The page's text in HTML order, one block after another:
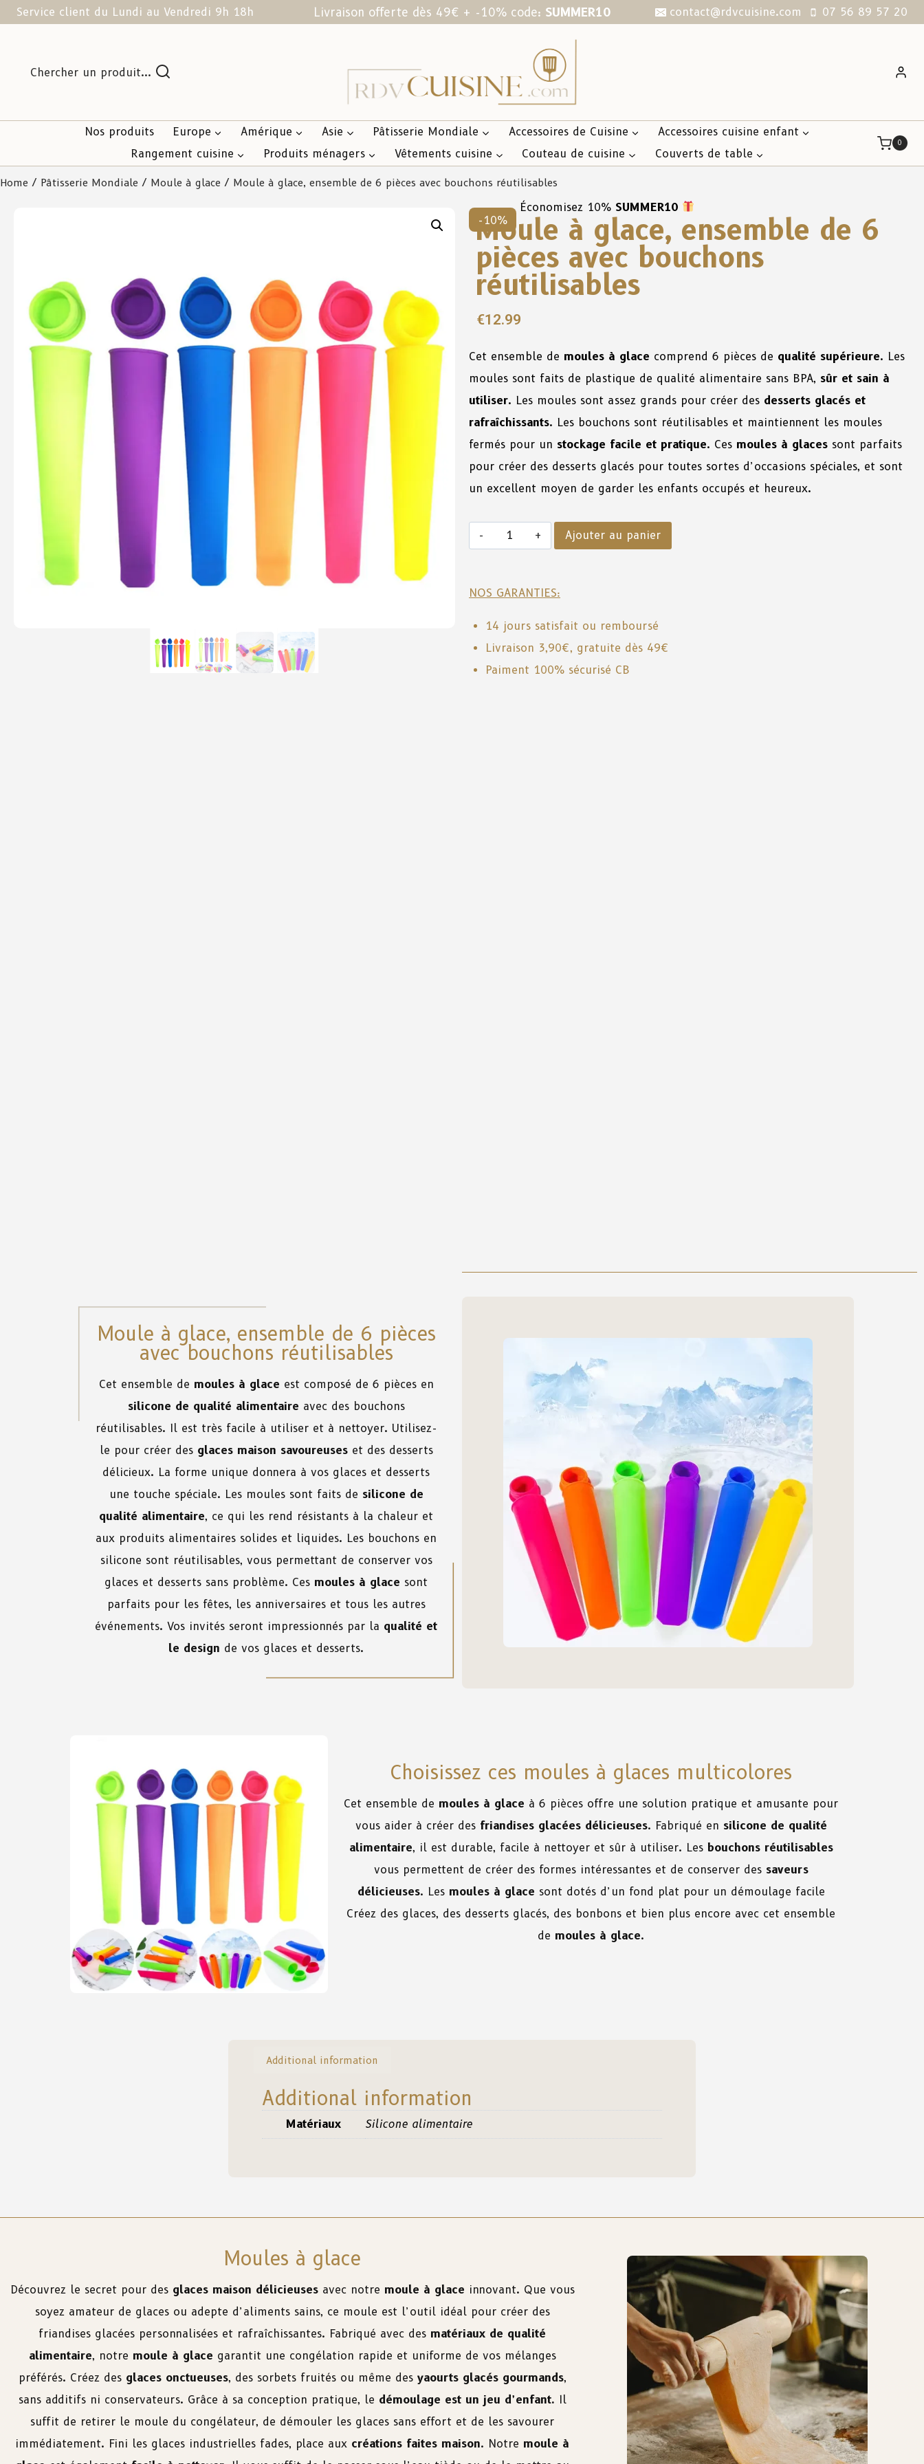
Service client du Lundi au Vendredi 9h 18h Livraison offerte dès 49€ + -10% code: SUMMER10 contact@rdvcuisine.com 07 56 89 57 20
Chercher un produit...
Nos produits Europe Amérique Asie Pâtisserie Mondiale Accessoires de Cuisine
Accessoires cuisine enfant
Rangement cuisine
Produits ménagers Vêtements cuisine Couteau de cuisine Couverts de table
0
Home / Pâtisserie Mondiale / Moule à glace / Moule à glace, ensemble de 6 pièces avec bouchons réutilisables
-10%
Économisez 10% SUMMER10
Moule à glace, ensemble de 6
pièces avec bouchons
réutilisables
€12.99
Cet ensemble de moules à glace comprend 6 pièces de qualité supérieure. Les
moules sont faits de plastique de qualité alimentaire sans BPA, sûr et sain à
utiliser. Les moules sont assez grands pour créer des desserts glacés et
rafraîchissants. Les bouchons sont réutilisables et maintiennent les moules
fermés pour un stockage facile et pratique. Ces moules à glaces sont parfaits
pour créer des desserts glacés pour toutes sortes d’occasions spéciales, et sont
un excellent moyen de garder les enfants occupés et heureux.
Ajouter au panier
NOS GARANTIES:
14 jours satisfait ou remboursé
Livraison 3,90€, gratuite dès 49€
Paiment 100% sécurisé CB
Moule à glace, ensemble de 6 pièces
avec bouchons réutilisables
Cet ensemble de moules à glace est composé de 6 pièces en
silicone de qualité alimentaire avec des bouchons
réutilisables. Il est très facile à utiliser et à nettoyer. Utilisez-
le pour créer des glaces maison savoureuseset des desserts
délicieux. La forme unique donnera à vos glaces et desserts
une touche spéciale. Les moules sont faits de silicone de
qualité alimentaire, ce qui les rend résistants à la chaleur et
aux produits alimentaires solides et liquides. Les bouchons en
silicone sont réutilisables, vous permettant de conserver vos
glaces et desserts sans problème. Ces moules à glace sont
parfaits pour les fêtes, les anniversaires et tous les autres
événements. Vos invités seront impressionnés par la qualité et
le design de vos glaces et desserts.
Choisissez ces moules à glaces multicolores
Cet ensemble de moules à glace à 6 pièces offre une solution pratique et amusante pour
vous aider à créer des friandises glacées délicieuses. Fabriqué en silicone de qualité
alimentaire, il est durable, facile à nettoyer et sûr à utiliser. Les bouchons réutilisables
vous permettent de créer des formes intéressantes et de conserver des saveurs
délicieuses. Les moules à glace sont dotés d’un fond plat pour un démoulage facile
Créez des glaces, des desserts glacés, des bonbons et bien plus encore avec cet ensemble
de moules à glace.
Additional information
Additional information
Matériaux Silicone alimentaire
Moules à glace
Découvrez le secret pour des glaces maison délicieusesavec notre moule à glace innovant. Que vous
soyez amateur de glaces ou adepte d’aliments sains, ce moule est l’outil idéal pour créer des
friandises glacées personnalisées et rafraîchissantes. Fabriqué avec des matériaux de qualité
alimentaire, notre moule à glace garantit une congélation rapide et uniforme de vos mélanges
préférés. Créez des glaces onctueuses, des sorbets fruités ou même des yaourts glacés gourmands,
sans additifs ni conservateurs. Grâce à sa conception pratique, le démoulage est un jeu d’enfant. Il
suffit de retirer le moule du congélateur, de démouler les glaces sans effort et de les savourer
immédiatement. Fini les glaces industrielles fades, place aux créations faites maison. Notre moule à